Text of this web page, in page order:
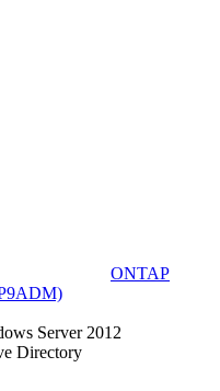
ONTAP
Server 2012
Directory